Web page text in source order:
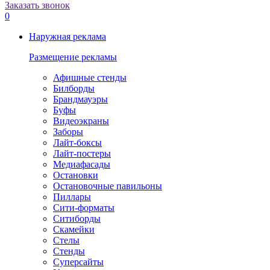
Заказать звонок
0
Наружная реклама
Размещение рекламы
Афишные стенды
Билборды
Брандмауэры
Буфы
Видеоэкраны
Заборы
Лайт-боксы
Лайт-постеры
Медиафасады
Остановки
Остановочные павильоны
Пиллары
Сити-форматы
Ситиборды
Скамейки
Стелы
Стенды
Суперсайты